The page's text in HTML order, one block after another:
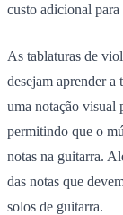
custo adicional para
As tablaturas de
desejam aprender
uma notação visual
permitindo que o
notas na guitarra.
das notas que
solos de guitarra.